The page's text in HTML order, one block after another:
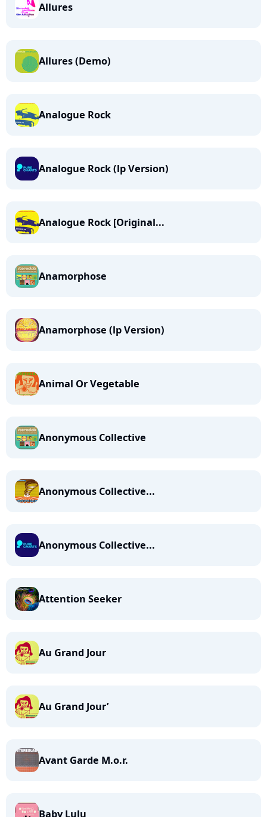
Allures
Allures (Demo)
Analogue Rock
Analogue Rock (lp Version)
Analogue Rock [Original...
Anamorphose
Anamorphose (lp Version)
Animal Or Vegetable
Anonymous Collective
Anonymous Collective...
Anonymous Collective...
Attention Seeker
Au Grand Jour
Au Grand Jour’
Avant Garde M.o.r.
Baby Lulu